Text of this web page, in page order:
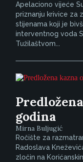
Apelaciono vijeće
priznanju krivice za
stijenama koji je
interventnog voda
Tužilaštvom...
godina
Mirna Buljugić
Ročište za
Radoslava
zločin na